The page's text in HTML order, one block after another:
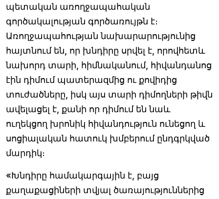
պետական առողջապահական
գործակալության գործառույթն է։
Առողջապահության նախարարությունից
հայտնում են, որ խնդիրը սրվել է, որովհետև
նախորդ տարի, հիմնականում, հիվանդանոց
էին դիմում պատերազմից ու քովիդից
տուժածները, իսկ այս տարի դիմողների թիվն
ավելացել է, քանի որ դիմում են նաև
ուղեկցող խրոնիկ հիվանդություն ունեցող և
սոցիալական հատուկ խմբերում ընդգրկված
մարդիկ։
«Խնդիրը համակարգային է, բայց
քաղաքացիների տվյալ ծառայություններից